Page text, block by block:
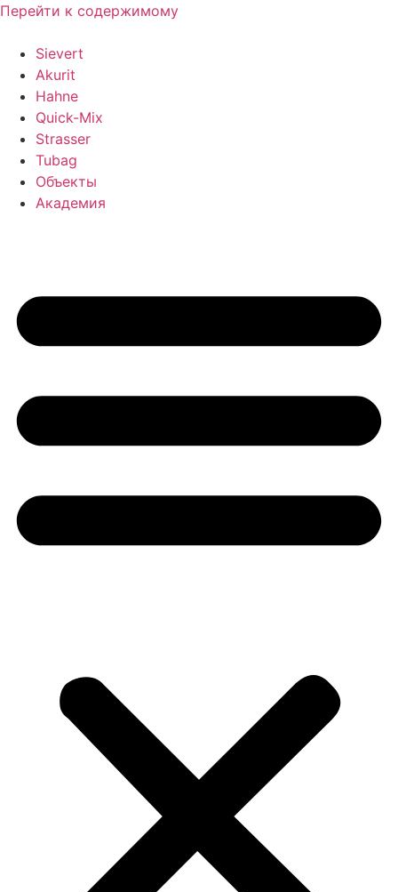
Перейти к содержимому
Sievert
Akurit
Hahne
Quick-Mix
Strasser
Tubag
Объекты
Академия